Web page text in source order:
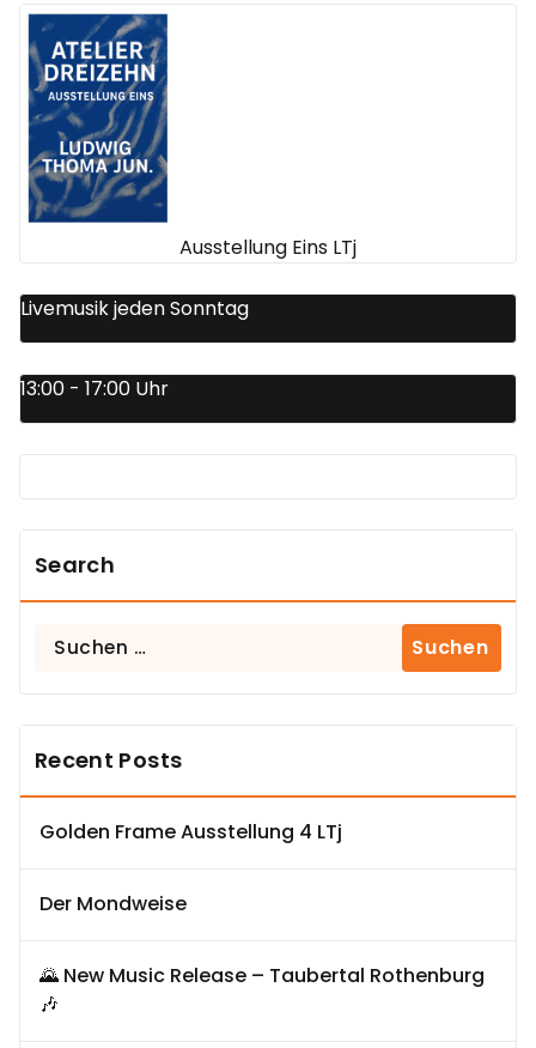
Ausstellung Eins LTj
Livemusik jeden Sonntag
13:00 - 17:00 Uhr
Search
Suchen
Recent Posts
Golden Frame Ausstellung 4 LTj
Der Mondweise
🌄 New Music Release – Taubertal Rothenburg
🎶